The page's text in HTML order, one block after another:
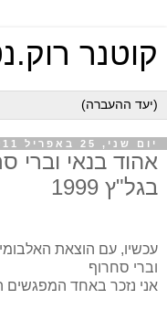
קוטנר
יום שני, 25 באפריל 2011
אהוד בנאי
בגל"ץ 1999
עכשיו, עם הוצאת
וברי סחרוף
אני נזכר באחד המפגשים